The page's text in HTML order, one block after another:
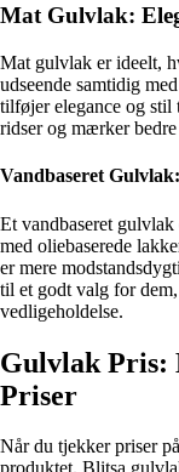
Mat Gulvlak:
Mat gulvlak er ideelt,
udseende samtidig
tilføjer elegance og stil
ridser og mærker
Vandbaseret
Et vandbaseret
med oliebaserede
er mere
til et godt valg for
vedligeholdelse.
Gulvlak Pris:
Priser
Når du tjekker priser